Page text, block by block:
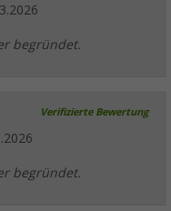
34,99 €
begründet.
Verifizierte Bewertung
begründet.